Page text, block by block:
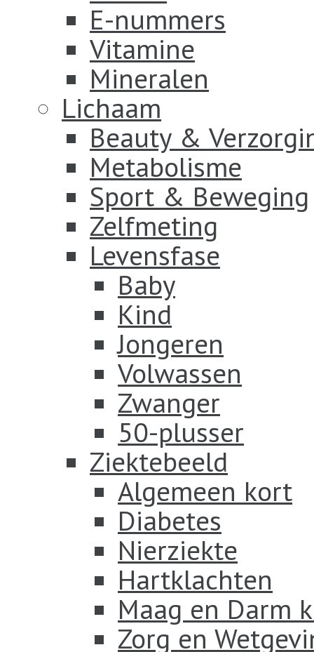
E-nummers
Vitamine
Mineralen
Lichaam
Beauty &
Metabolisme
Sport & Beweging
Zelfmeting
Levensfase
Baby
Kind
Jongeren
Volwassen
Zwanger
50-plusser
Ziektebeeld
Algemeen kort
Diabetes
Nierziekte
Hartklachten
Maag en Darm
Zorg en